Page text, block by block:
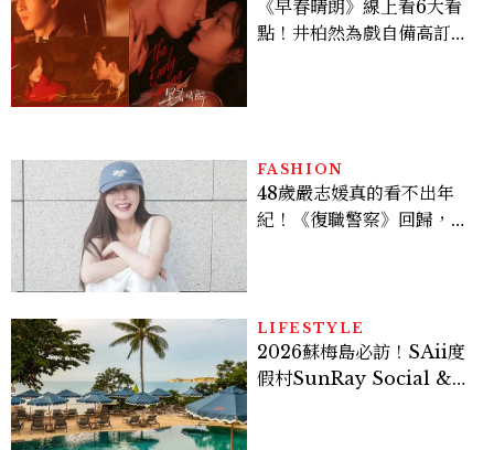
《早春晴朗》線上看6大看
點！井柏然為戲自備高訂，
FASHION
48歲嚴志媛真的看不出年
紀！《復職警察》回歸，5
LIFESTYLE
2026蘇梅島必訪！SAii度
假村SunRay Social &